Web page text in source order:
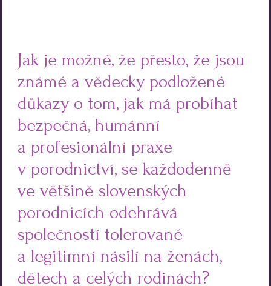
Jak je možné, že přesto, že jsou
známé a vědecky podložené
důkazy o tom, jak má probíhat
bezpečná, humánní
a profesionální praxe
v porodnictví, se každodenně
ve většině slovenských
porodnicích odehrává
společností tolerované
a legitimní násilí na ženách,
dětech a celých rodinách?